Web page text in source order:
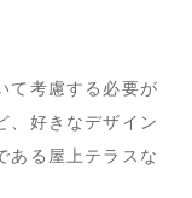
て考慮する必要が
、好きなデザイン
ある屋上テラスな